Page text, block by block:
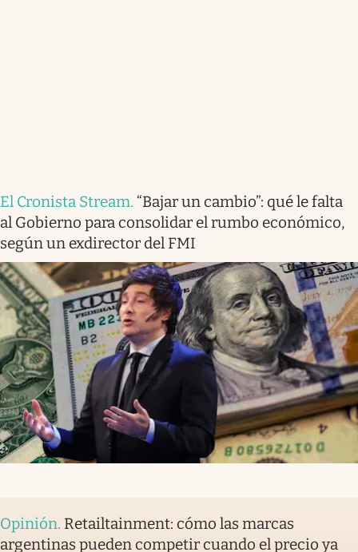
El Cronista Stream. “Bajar un cambio”: qué le falta
al Gobierno para consolidar el rumbo económico,
según un exdirector del FMI
Opinión. Retailtainment: cómo las marcas
argentinas pueden competir cuando el precio ya